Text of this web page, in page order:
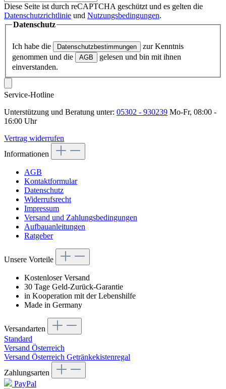
Diese Seite ist durch reCAPTCHA geschützt und es gelten die
Datenschutzrichtlinie und Nutzungsbedingungen.
Datenschutz
Ich habe die Datenschutzbestimmungen
zur Kenntnis
genommen und die
AGB
gelesen und bin mit ihnen
einverstanden.
Service-Hotline
Unterstützung und Beratung unter: 05302 - 930239 Mo-Fr, 08:00 -
16:00 Uhr
Vertrag widerrufen
Informationen
AGB
Kontaktformular
Datenschutz
Widerrufsrecht
Impressum
Versand und Zahlungsbedingungen
Aufbauanleitungen
Ratgeber
Unsere Vorteile
Kostenloser Versand
30 Tage Geld-Zurück-Garantie
in Kooperation mit der Lebenshilfe
Made in Germany
Versandarten
Standard
Versand Österreich
Versand Österreich Getränkekistenregal
Zahlungsarten
PayPal